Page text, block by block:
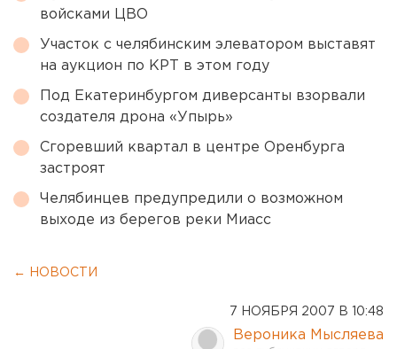
войсками ЦВО
Участок с челябинским элеватором выставят
на аукцион по КРТ в этом году
Под Екатеринбургом диверсанты взорвали
создателя дрона «Упырь»
Сгоревший квартал в центре Оренбурга
застроят
Челябинцев предупредили о возможном
выходе из берегов реки Миасс
← НОВОСТИ
7 НОЯБРЯ 2007 В 10:48
Вероника Мысляева